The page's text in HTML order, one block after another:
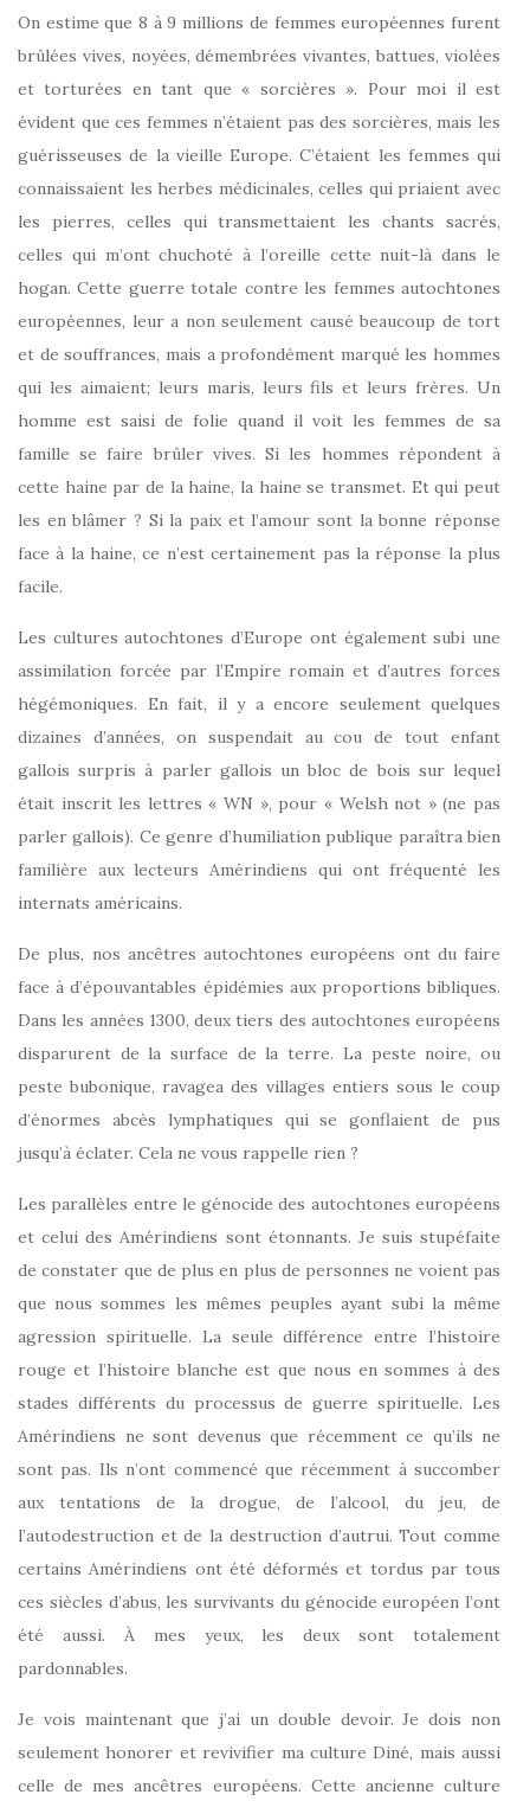
On estime que 8 à 9 millions de femmes européennes furent
brûlées vives, noyées, démembrées vivantes, battues, violées
et torturées en tant que « sorcières ». Pour moi il est
évident que ces femmes n’étaient pas des sorcières, mais les
guérisseuses de la vieille Europe. C’étaient les femmes qui
connaissaient les herbes médicinales, celles qui priaient avec
les pierres, celles qui transmettaient les chants sacrés,
celles qui m’ont chuchoté à l’oreille cette nuit-là dans le
hogan. Cette guerre totale contre les femmes autochtones
européennes, leur a non seulement causé beaucoup de tort
et de souffrances, mais a profondément marqué les hommes
qui les aimaient; leurs maris, leurs fils et leurs frères. Un
homme est saisi de folie quand il voit les femmes de sa
famille se faire brûler vives. Si les hommes répondent à
cette haine par de la haine, la haine se transmet. Et qui peut
les en blâmer ? Si la paix et l’amour sont la bonne réponse
face à la haine, ce n’est certainement pas la réponse la plus
facile.
Les cultures autochtones d’Europe ont également subi une
assimilation forcée par l’Empire romain et d’autres forces
hégémoniques. En fait, il y a encore seulement quelques
dizaines d’années, on suspendait au cou de tout enfant
gallois surpris à parler gallois un bloc de bois sur lequel
était inscrit les lettres « WN », pour « Welsh not » (ne pas
parler gallois). Ce genre d’humiliation publique paraîtra bien
familière aux lecteurs Amérindiens qui ont fréquenté les
internats américains.
De plus, nos ancêtres autochtones européens ont du faire
face à d’épouvantables épidémies aux proportions bibliques.
Dans les années 1300, deux tiers des autochtones européens
disparurent de la surface de la terre. La peste noire, ou
peste bubonique, ravagea des villages entiers sous le coup
d’énormes abcès lymphatiques qui se gonflaient de pus
jusqu’à éclater. Cela ne vous rappelle rien ?
Les parallèles entre le génocide des autochtones européens
et celui des Amérindiens sont étonnants. Je suis stupéfaite
de constater que de plus en plus de personnes ne voient pas
que nous sommes les mêmes peuples ayant subi la même
agression spirituelle. La seule différence entre l’histoire
rouge et l’histoire blanche est que nous en sommes à des
stades différents du processus de guerre spirituelle. Les
Amérindiens ne sont devenus que récemment ce qu’ils ne
sont pas. Ils n’ont commencé que récemment à succomber
aux tentations de la drogue, de l’alcool, du jeu, de
l’autodestruction et de la destruction d’autrui. Tout comme
certains Amérindiens ont été déformés et tordus par tous
ces siècles d’abus, les survivants du génocide européen l’ont
été aussi. À mes yeux, les deux sont totalement
pardonnables.
Je vois maintenant que j’ai un double devoir. Je dois non
seulement honorer et revivifier ma culture Diné, mais aussi
celle de mes ancêtres européens. Cette ancienne culture